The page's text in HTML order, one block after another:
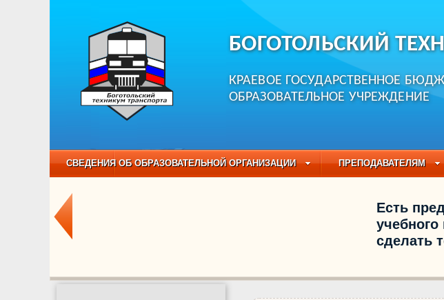
БОГОТОЛЬСКИЙ
КРАЕВОЕ ГОСУДАРСТВЕННОЕ
ОБРАЗОВАТЕЛЬНОЕ УЧРЕЖДЕНИЕ
СВЕДЕНИЯ ОБ ОБРАЗОВАТЕЛЬНОЙ ОРГАНИЗАЦИИ ПРЕПОДАВАТЕЛЯМ
НЕЗАВИСИМАЯ ОЦЕНКА КАЧЕСТВА ОБРАЗОВАНИЯ
НАБОР ОБУЧАЮЩИХСЯ НА 2021-2022
Есть
учебного
сделать